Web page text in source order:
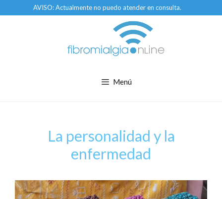
AVISO: Actualmente no puedo atender en consulta.
Menú
La personalidad y la
enfermedad